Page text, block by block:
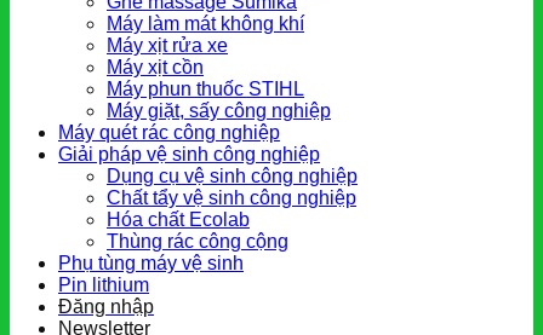
Máy làm mát không khí
Máy xịt rửa xe
Máy xịt cồn
Máy phun thuốc STIHL
Máy giặt, sấy công nghiệp
Máy quét rác công nghiệp
Giải pháp vệ sinh công nghiệp
Dụng cụ vệ sinh công nghiệp
Chất tẩy vệ sinh công nghiệp
Hóa chất Ecolab
Thùng rác công cộng
Phụ tùng máy vệ sinh
Pin lithium
Đăng nhập
Newsletter